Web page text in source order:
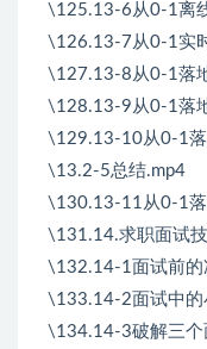
\125.13-6从0-1离
\126.13-7从0-1实
\127.13-8从0-1落
\128.13-9从0-1落
\129.13-10从0-1落
\13.2-5总结.mp4
\130.13-11从0-1落
\131.14.求职面试
\132.14-1面试前的
\133.14-2面试中的
\134.14-3破解三个